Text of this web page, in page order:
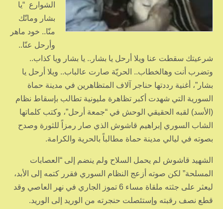
الشوارع “يا
بشار ومانّك
منّا.. خود ماهر
وأرحل عنّا..
شرعيتك سقطت عنا ويلا أرحل يا بشار.. يا بشار ويا كذاب..
وتضرب أنت وهالخطاب.. الحريّة صارت عالباب.. ويلا أرحل يا
بشار”، أغنية رددتها حناجر آلاف المتظاهرين في مدينة حماة
السورية التي شهدت أكبر تظاهرة مليونية تطالب بإسقاط نظام
(الأسد) لقبه الحقيقي الوحش في “جمعة أرحل”، وكتب كلماتها
الشاب السوري إبراهيم قاشوش الذي صار رمزاً للثورة وصدح
بصوته في ليالي مدينة حماة مطالباً بالحرية والكرامة.
الشهيد قاشوش لم يحمل السلاح ولم ينضم إلى “العصابات
المسلحة” لكن صوته أزعج النظام السوري فقرر كتمه إلى الأبد،
ليعثر على جثته ملقاة مساء 6 تموز الجاري في نهر العاصي وقد
قطع نصف رقبته وإستئصلت حنجرته من الوريد إلى الوريد.